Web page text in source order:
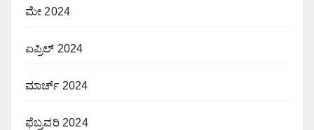
ಮೇ 2024
ಏಪ್ರಿಲ್ 2024
ಮಾರ್ಚ್ 2024
ಫೆಬ್ರವರಿ 2024